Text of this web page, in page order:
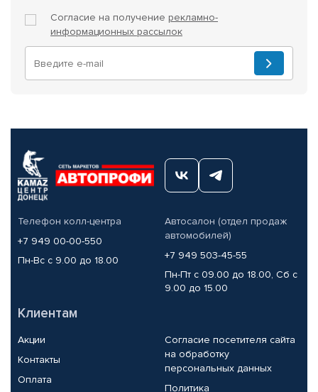
Согласие на получение рекламно-
информационных рассылок
Телефон колл-центра
+7 949 00-00-550
Пн-Вс с 9.00 до 18.00
Автосалон (отдел продаж
автомобилей)
+7 949 503-45-55
Пн-Пт с 09.00 до 18.00, Сб с
9.00 до 15.00
Клиентам
Акции
Контакты
Оплата
Согласие посетителя сайта
на обработку
персональных данных
Политика